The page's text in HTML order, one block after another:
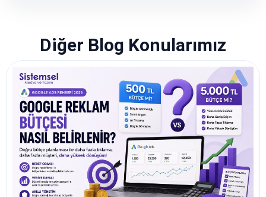
Diğer Blog Konularımız